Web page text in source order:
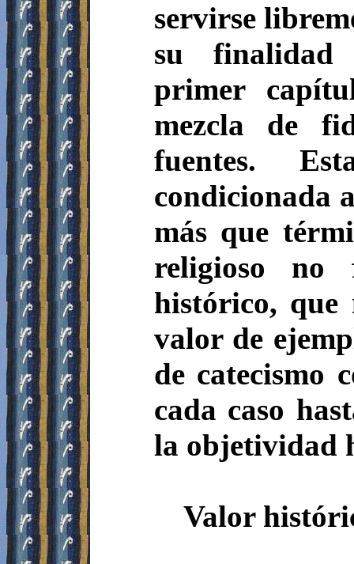
servirse
su finalidad
primer
mezcla de
fuentes.
condicionada
más que
religioso no
histórico, que
valor de
de catecismo
cada caso
la objetividad
Valor